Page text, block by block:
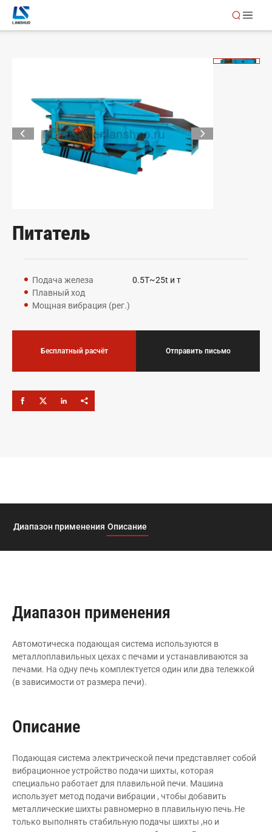
Питатель
Подача железа
0.5T~25t и т
Плавный ход
Мощная вибрация (рег.)
Бесплатный расчёт Отправить письмо
Диапазон применения Описание
Диапазон применения
Автомотическа подающая система используются в
металлоплавильных цехах с печами и устанавливаются за
печами. На одну печь комплектуется один или два тележкой
(в зависимости от размера печи).
Описание
Подающая система электрической печи представляет собой
вибрационное устройство подачи шихты, которая
специально работает для плавильной печи. Машина
использует метод подачи вибрации , чтобы добавить
металлические шихты равномерно в плавильную печь.Не
только выполнять стабильную подачы шихты ,но и